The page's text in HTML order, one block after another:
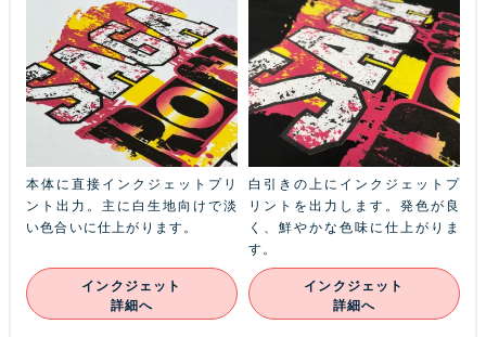
本体に直接インクジェットプリ
ント出力。主に白生地向けで淡
い色合いに仕上がります。
インクジェット
詳細へ
白引きの上にインクジェットプ
リントを出力します。発色が良
く、鮮やかな色味に仕上がりま
す。
インクジェット
詳細へ